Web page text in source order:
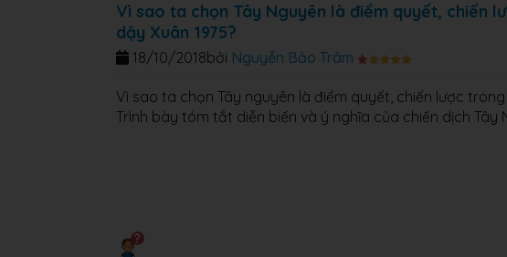
Vì sao ta chọn Tây Nguyên là điểm quyết, chiến
dậy Xuân 1975?
bởi Nguyễn Bảo Trâm
18/10/2018
Vì sao ta chọn Tây nguyên là điểm quyết, chiến lược
Trình bày tóm tắt diễn biến và ý nghĩa của chiến dịch Tây